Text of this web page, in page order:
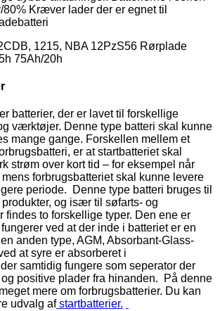
80% Kræver lader der er egnet til
1215, NBA 12PzS56 Rørplade
75Ah/20h
batterier, der er lavet til forskellige
værktøjer. Denne type batteri skal kunne
mange gange. Forskellen mellem et
er at startbatteriet skal
strøm over kort tid – for eksempel når
forbrugsbatteriet skal kunne levere
periode. Denne type batteri bruges til
og især til søfarts- og
findes to forskellige typer. Den ene er
ved at der inde i batteriet er en
anden type, AGM, Absorbant-Glass-
at syre er absorberet i
samtidig fungere som seperator der
positive plader fra hinanden. På denne
mere om forbrugsbatterier. Du kan
udvalg afstartbatterier.